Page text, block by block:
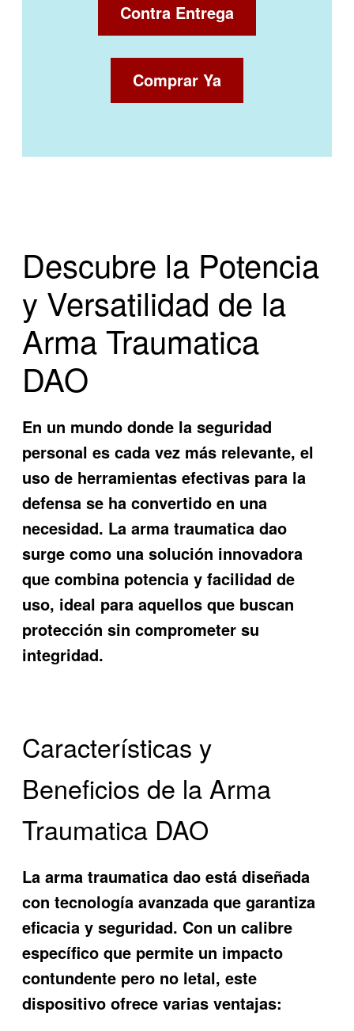
Contra Entrega
Comprar Ya
Descubre la Potencia
y Versatilidad de la
Arma Traumatica
DAO
En un mundo donde la seguridad
personal es cada vez más relevante, el
uso de herramientas efectivas para la
defensa se ha convertido en una
necesidad. Laarma traumatica dao
surge como una solución innovadora
que combina potencia y facilidad de
uso, ideal para aquellos que buscan
protección sin comprometer su
integridad.
Características y
Beneficios de la Arma
Traumatica DAO
Laarma traumatica dao está diseñada
con tecnología avanzada que garantiza
eficacia y seguridad. Con un calibre
específico que permite un impacto
contundente pero no letal, este
dispositivo ofrece varias ventajas: